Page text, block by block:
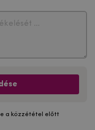
a közzététel előtt